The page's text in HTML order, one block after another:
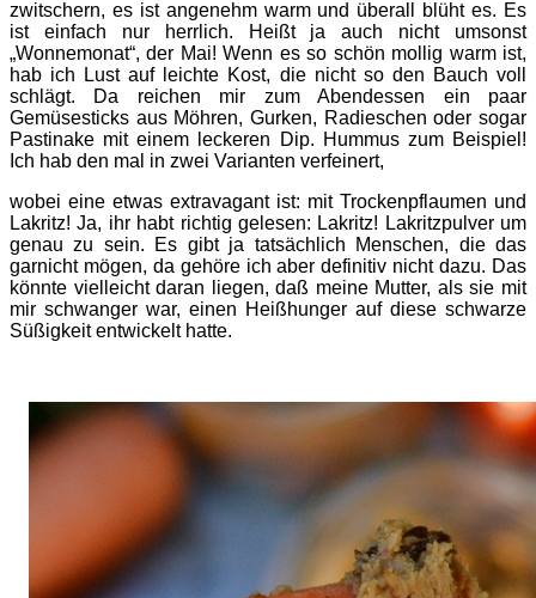
zwitschern, es ist angenehm warm und überall blüht es. Es
ist einfach nur herrlich. Heißt ja auch nicht umsonst
„Wonnemonat“, der Mai! Wenn es so schön mollig warm ist,
hab ich Lust auf leichte Kost, die nicht so den Bauch voll
schlägt. Da reichen mir zum Abendessen ein paar
Gemüsesticks aus Möhren, Gurken, Radieschen oder sogar
Pastinake mit einem leckeren Dip. Hummus zum Beispiel!
Ich hab den mal in zwei Varianten verfeinert,
wobei eine etwas extravagant ist: mit Trockenpflaumen und
Lakritz! Ja, ihr habt richtig gelesen: Lakritz! Lakritzpulver um
genau zu sein. Es gibt ja tatsächlich Menschen, die das
garnicht mögen, da gehöre ich aber definitiv nicht dazu. Das
könnte vielleicht daran liegen, daß meine Mutter, als sie mit
mir schwanger war, einen Heißhunger auf diese schwarze
Süßigkeit entwickelt hatte.